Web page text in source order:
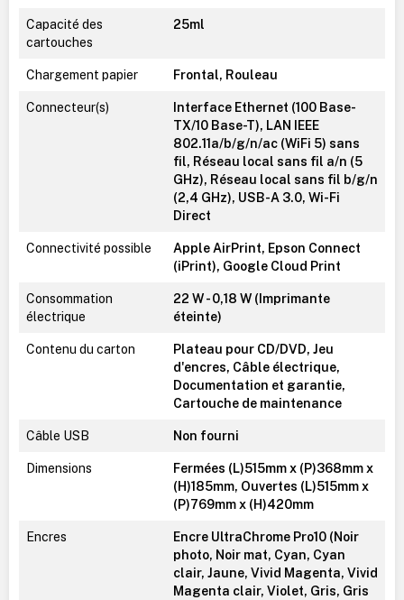
Capacité des
cartouches
25ml
Chargement papier Frontal, Rouleau
Connecteur(s)
Interface Ethernet (100 Base-
TX/10 Base-T), LAN IEEE
802.11a/b/g/n/ac (WiFi 5) sans
fil, Réseau local sans fil a/n (5
GHz), Réseau local sans fil b/g/n
(2,4 GHz), USB-A 3.0, Wi-Fi
Direct
Connectivité possible
Apple AirPrint, Epson Connect
(iPrint), Google Cloud Print
Consommation
électrique
22 W - 0,18 W (Imprimante
éteinte)
Contenu du carton
Plateau pour CD/DVD, Jeu
d'encres, Câble électrique,
Documentation et garantie,
Cartouche de maintenance
Câble USB Non fourni
Dimensions
Fermées (L)515mm x (P)368mm x
(H)185mm, Ouvertes (L)515mm x
(P)769mm x (H)420mm
Encres
Encre UltraChrome Pro10 (Noir
photo, Noir mat, Cyan, Cyan
clair, Jaune, Vivid Magenta, Vivid
Magenta clair, Violet, Gris, Gris